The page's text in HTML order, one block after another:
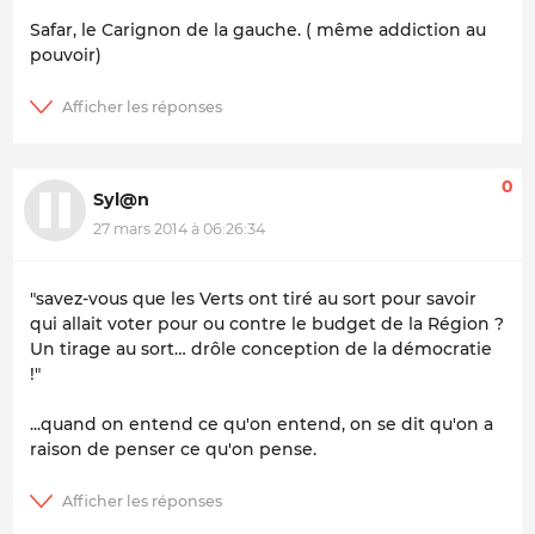
Safar, le Carignon de la gauche. ( même addiction au
pouvoir)
Syl@n
27 mars 2014 à 06:26:34
0
"savez-vous que les Verts ont tiré au sort pour savoir
qui allait voter pour ou contre le budget de la Région ?
Un tirage au sort… drôle conception de la démocratie
!"
...quand on entend ce qu'on entend, on se dit qu'on a
raison de penser ce qu'on pense.